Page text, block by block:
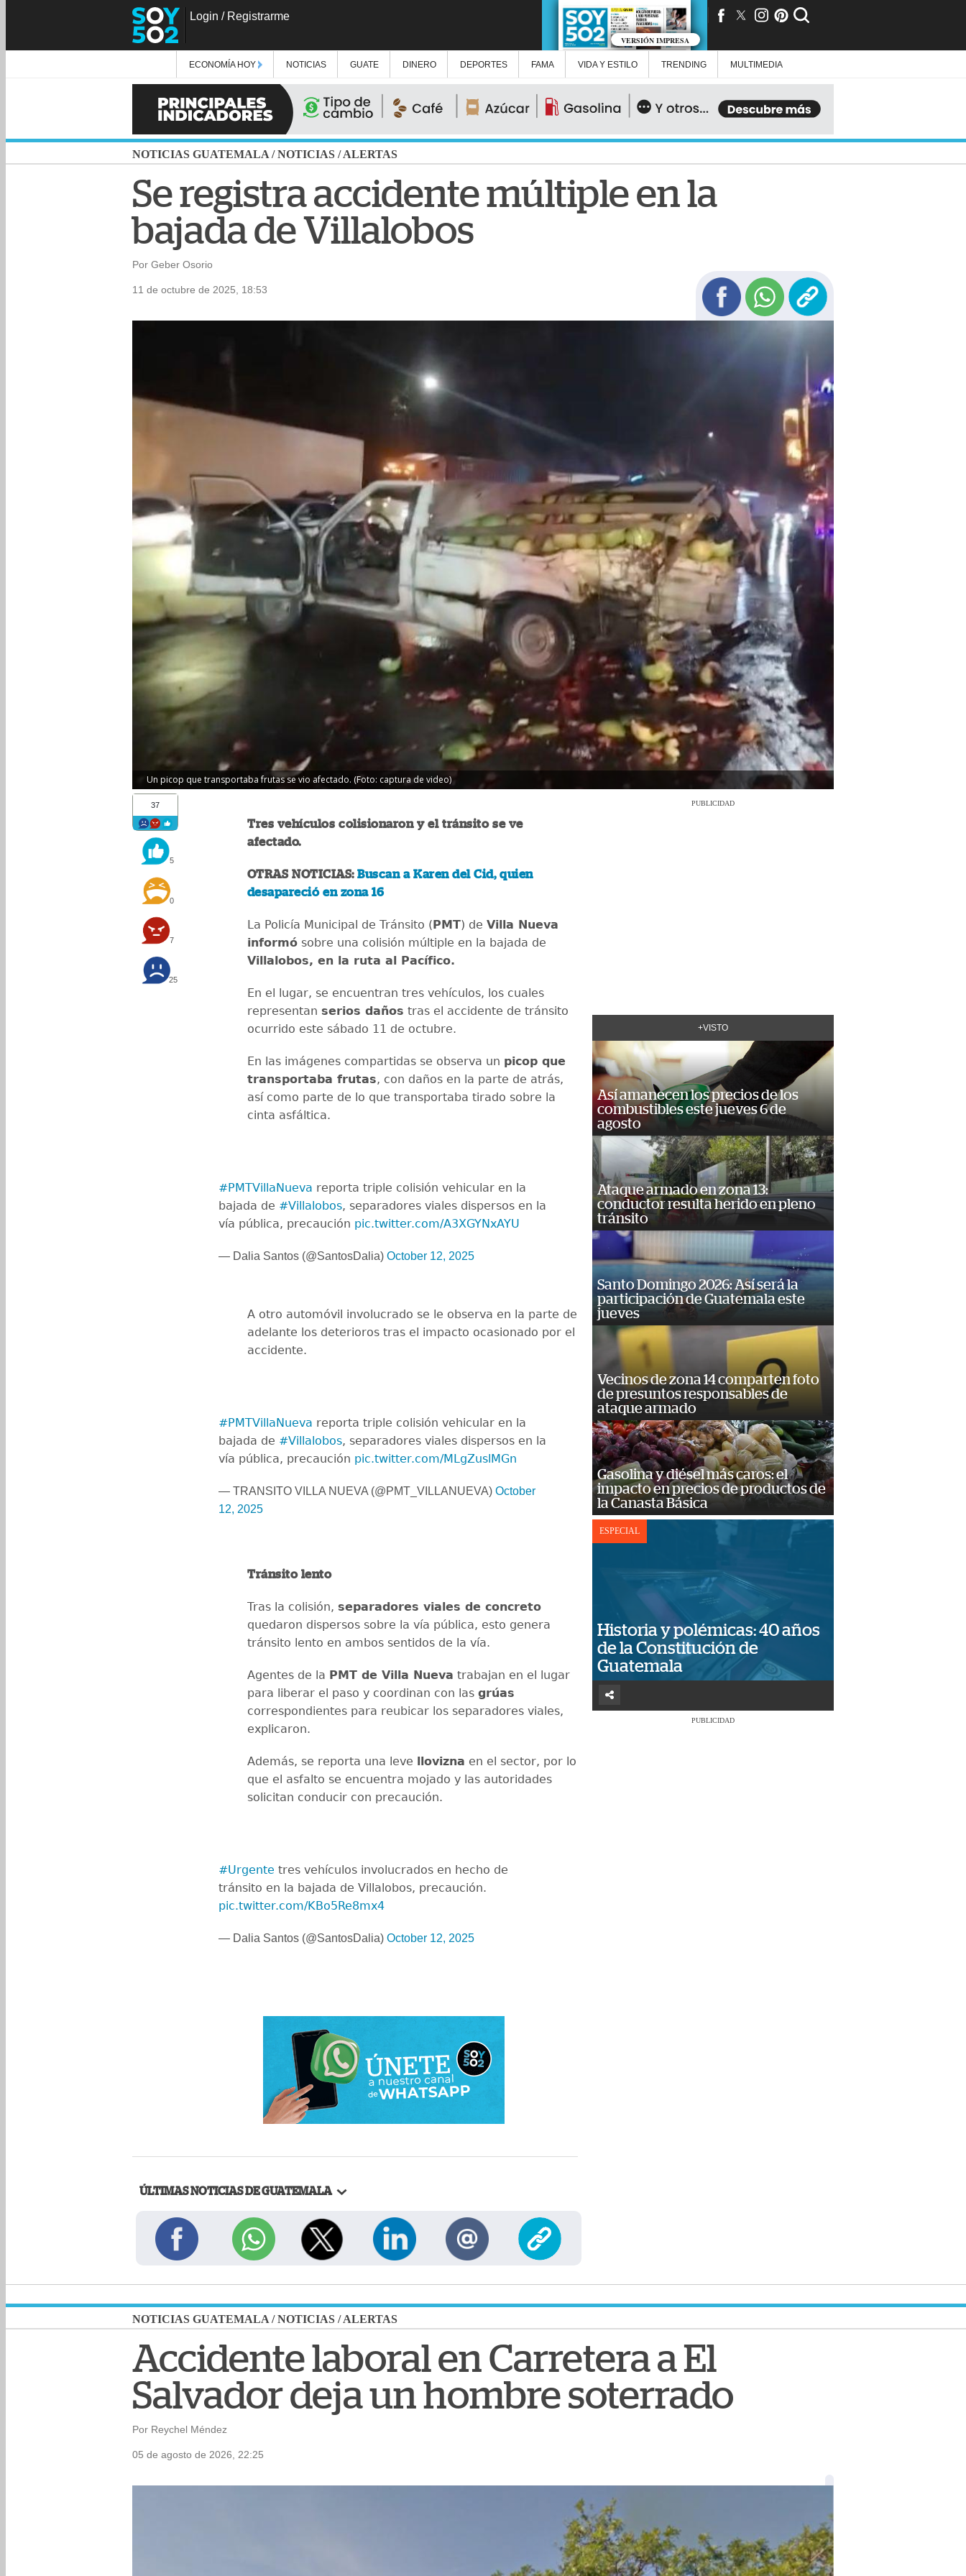
Login / Registrarme
VERSIÓN IMPRESA
ECONOMÍA HOY NOTICIAS GUATE DINERO DEPORTES FAMA VIDA Y ESTILO TRENDING MULTIMEDIA
NOTICIAS GUATEMALA /NOTICIAS /ALERTAS
Se registra accidente múltiple en la
bajada de Villalobos
Por Geber Osorio
11 de octubre de 2025, 18:53
Un picop que transportaba frutas se vio afectado. (Foto: captura de video)
37
5
0
7
25
Tres vehículos colisionaron y el tránsito se ve
afectado.
OTRAS NOTICIAS:Buscan a Karen del Cid, quien
desapareció en zona 16
La Policía Municipal de Tránsito (PMT) de Villa Nueva
informó sobre una colisión múltiple en la bajada de
Villalobos, en la ruta al Pacífico.
En el lugar, se encuentran tres vehículos, los cuales
representan serios daños tras el accidente de tránsito
ocurrido este sábado 11 de octubre.
En las imágenes compartidas se observa un picop que
transportaba frutas, con daños en la parte de atrás,
así como parte de lo que transportaba tirado sobre la
cinta asfáltica.
#PMTVillaNueva reporta triple colisión vehicular en la
bajada de #Villalobos, separadores viales dispersos en la
vía pública, precaución pic.twitter.com/A3XGYNxAYU
— Dalia Santos (@SantosDalia) October 12, 2025
A otro automóvil involucrado se le observa en la parte de
adelante los deterioros tras el impacto ocasionado por el
accidente.
#PMTVillaNueva reporta triple colisión vehicular en la
bajada de #Villalobos, separadores viales dispersos en la
vía pública, precaución pic.twitter.com/MLgZuslMGn
— TRANSITO VILLA NUEVA (@PMT_VILLANUEVA) October
12, 2025
Tránsito lento
Tras la colisión, separadores viales de concreto
quedaron dispersos sobre la vía pública, esto genera
tránsito lento en ambos sentidos de la vía.
Agentes de la PMT de Villa Nueva trabajan en el lugar
para liberar el paso y coordinan con las grúas
correspondientes para reubicar los separadores viales,
explicaron.
Además, se reporta una leve llovizna en el sector, por lo
que el asfalto se encuentra mojado y las autoridades
solicitan conducir con precaución.
#Urgente tres vehículos involucrados en hecho de
tránsito en la bajada de Villalobos, precaución.
pic.twitter.com/KBo5Re8mx4
— Dalia Santos (@SantosDalia) October 12, 2025
ÚLTIMAS NOTICIAS DE GUATEMALA
PUBLICIDAD
+VISTO
Así amanecen los precios de los
combustibles este jueves 6 de
agosto
Ataque armado en zona 13:
conductor resulta herido en pleno
tránsito
Santo Domingo 2026: Así será la
participación de Guatemala este
jueves
Vecinos de zona 14 comparten foto
de presuntos responsables de
ataque armado
Gasolina y diésel más caros: el
impacto en precios de productos de
la Canasta Básica
ESPECIAL
Historia y polémicas: 40 años
de la Constitución de
Guatemala
PUBLICIDAD
NOTICIAS GUATEMALA /NOTICIAS /ALERTAS
Accidente laboral en Carretera a El
Salvador deja un hombre soterrado
Por Reychel Méndez
05 de agosto de 2026, 22:25